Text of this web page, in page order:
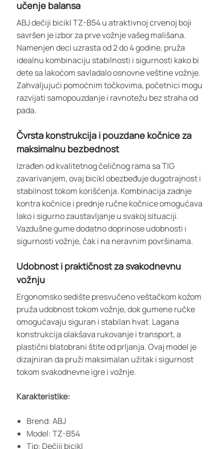
učenje balansa
ABJ dečiji bicikl TZ-B54 u atraktivnoj crvenoj boji
savršen je izbor za prve vožnje vašeg mališana.
Namenjen deci uzrasta od 2 do 4 godine, pruža
idealnu kombinaciju stabilnosti i sigurnosti kako bi
dete sa lakoćom savladalo osnovne veštine vožnje.
Zahvaljujući pomoćnim točkovima, početnici mogu
razvijati samopouzdanje i ravnotežu bez straha od
pada.
Čvrsta konstrukcija i pouzdane kočnice za
maksimalnu bezbednost
Izrađen od kvalitetnog čeličnog rama sa TIG
zavarivanjem, ovaj bicikl obezbeđuje dugotrajnost i
stabilnost tokom korišćenja. Kombinacija zadnje
kontra kočnice i prednje ručne kočnice omogućava
lako i sigurno zaustavljanje u svakoj situaciji.
Vazdušne gume dodatno doprinose udobnosti i
sigurnosti vožnje, čak i na neravnim površinama.
Udobnost i praktičnost za svakodnevnu
vožnju
Ergonomsko sedište presvučeno veštačkom kožom
pruža udobnost tokom vožnje, dok gumene ručke
omogućavaju siguran i stabilan hvat. Lagana
konstrukcija olakšava rukovanje i transport, a
plastični blatobrani štite od prljanja. Ovaj model je
dizajniran da pruži maksimalan užitak i sigurnost
tokom svakodnevne igre i vožnje.
Karakteristike:
Brend: ABJ
Model: TZ-B54
Tip: Dečiji bicikl